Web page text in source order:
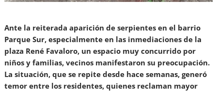
Ante la reiterada aparición de serpientes en el barrio
Parque Sur, especialmente en las inmediaciones de la
plaza René Favaloro, un espacio muy concurrido por
niños y familias, vecinos manifestaron su preocupación.
La situación, que se repite desde hace semanas, generó
temor entre los residentes, quienes reclaman mayor